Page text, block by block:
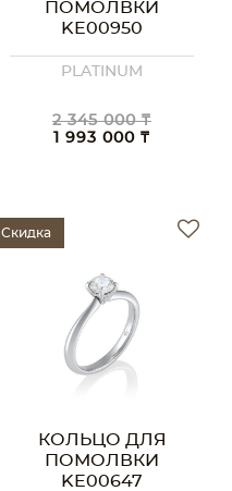
ПОМОЛВКИ
KE00950
PLATINUM
2 345 000 ₸
1 993 000 ₸
Скидка
КОЛЬЦО ДЛЯ
ПОМОЛВКИ
KE00647